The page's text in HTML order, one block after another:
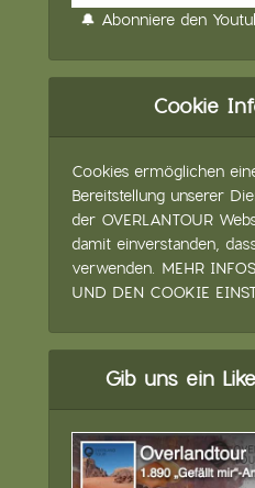
🔔 Abonniere den
Cookie
Cookies ermöglichen
Bereitstellung unserer
der OVERLANTOUR
damit einverstanden,
verwenden. MEHR
UND DEN COOKIE
Gib uns ein